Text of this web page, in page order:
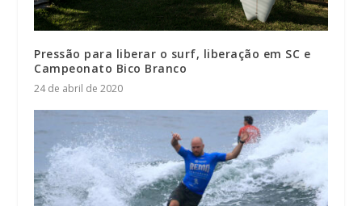
Pressão para liberar o surf, liberação em SC e
Campeonato Bico Branco
24 de abril de 2020